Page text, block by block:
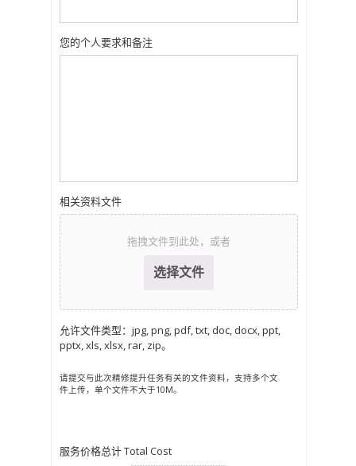
您的个人要求和备注
相关资料文件
拖拽文件到此处，或者
允许文件类型：jpg, png, pdf, txt, doc, docx, ppt,
pptx, xls, xlsx, rar, zip。
请提交与此次精修提升任务有关的文件资料，支持多个文
件上传，单个文件不大于10M。
服务价格总计 Total Cost